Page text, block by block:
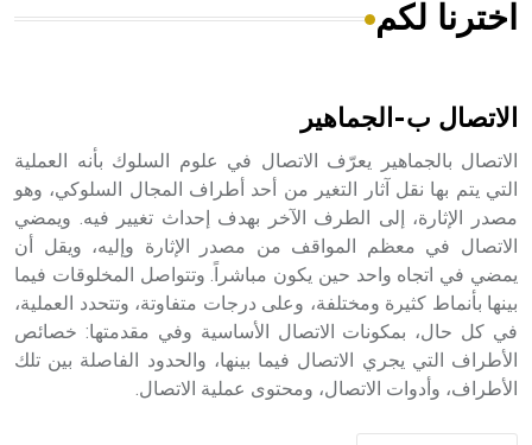
هل تعلم أن الأبسيد كلمة فرنسية اللفظ تم اعتمادها مصطلحاً
- هل تعلم أن أبجر Abgar اسم معروف جيداً يعود إلى عدد من
الملوك الذين حكموا مدينة إديسا (الرها) من أبجر الأول وحتى
التاسع، وهم ينتسبون إلى أسرة أوسروين
- هل تعلم أن الأبجدية الكنعانية تتألف من /22/ علامة كتابية
اخترنا لكم
الاتصال ب-الجماهير
الاتصال بالجماهير يعرّف الاتصال في علوم السلوك بأنه العملية
التي يتم بها نقل آثار التغير من أحد أطراف المجال السلوكي، وهو
مصدر الإثارة، إلى الطرف الآخر بهدف إحداث تغيير فيه. ويمضي
الاتصال في معظم المواقف من مصدر الإثارة وإليه، ويقل أن
يمضي في اتجاه واحد حين يكون مباشراً. وتتواصل المخلوقات فيما
بينها بأنماط كثيرة ومختلفة، وعلى درجات متفاوتة، وتتحدد العملية،
في كل حال، بمكونات الاتصال الأساسية وفي مقدمتها: خصائص
الأطراف التي يجري الاتصال فيما بينها، والحدود الفاصلة بين تلك
الأطراف، وأدوات الاتصال، ومحتوى عملية الاتصال.